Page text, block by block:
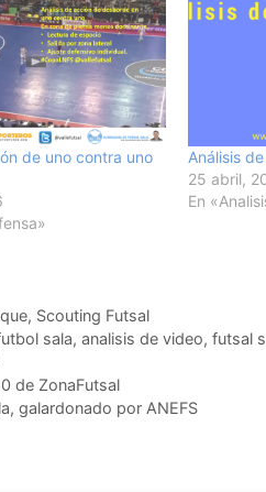
de uno contra uno
Análisis
25 abril,
En
, Scouting Futsal
sala, analisis de video, futsal
de ZonaFutsal
galardonado por ANEFS